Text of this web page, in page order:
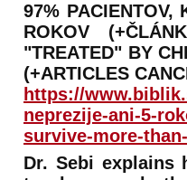
97% PACIENTOV,
ROKOV
"TREATED" BY
(+ARTICLES
https://
neprezije-ani-5-
survive-more-
Dr. Sebi explains